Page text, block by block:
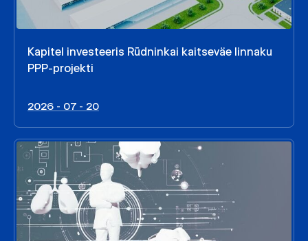
Kapitel investeeris Rūdninkai kaitseväe linnaku
PPP-projekti
2026 - 07 - 20